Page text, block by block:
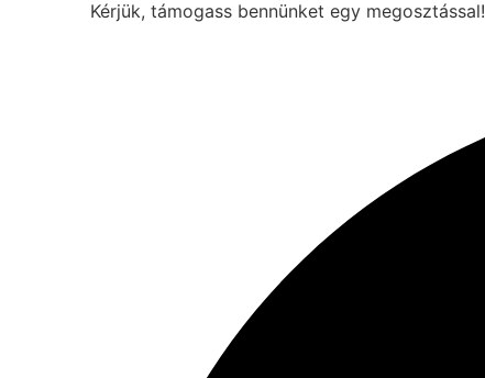
Kérjük, támogass bennünket egy megosztással!